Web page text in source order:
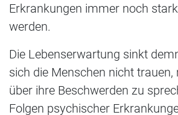
Erkrankungen immer noch
werden.
Die Lebenserwartung sinkt
sich die Menschen nicht
über ihre Beschwerden zu
Folgen psychischer